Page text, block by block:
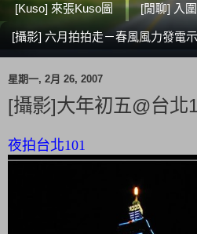
[Kuso] 來張Kuso圖 [閒聊] 入
[攝影] 六月拍拍走－春風風力發電
星期一, 2月 26, 2007
[攝影]大年初五@台北
夜拍台北101